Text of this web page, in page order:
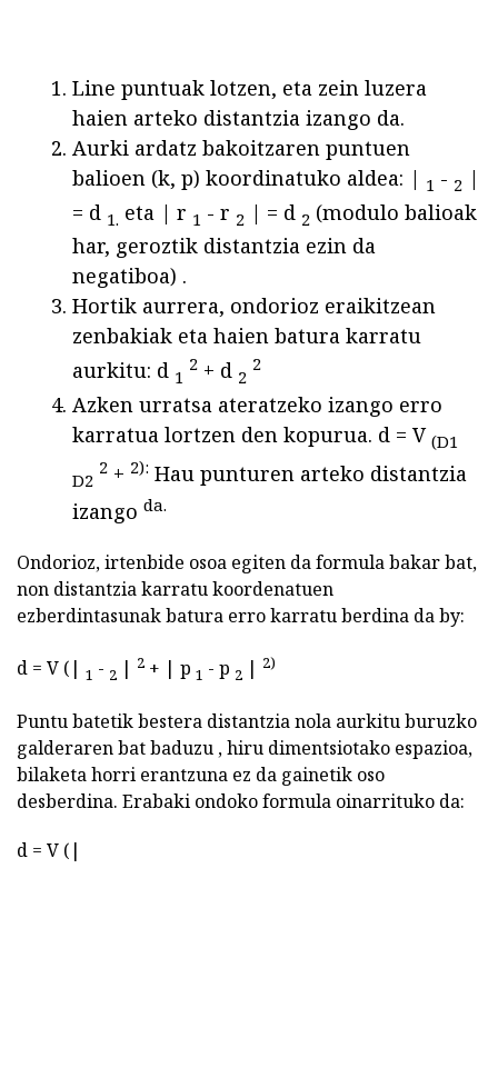
Line puntuak lotzen, eta zein luzera
haien arteko distantzia izango da.
Aurki ardatz bakoitzaren puntuen
balioen (k, p) koordinatuko aldea: | 1 - 2 |
= d 1. eta | r 1 - r 2 | = d 2 (modulo balioak
har, geroztik distantzia ezin da
negatiboa) .
Hortik aurrera, ondorioz eraikitzean
zenbakiak eta haien batura karratu
aurkitu: d 1
2 + d 2
2
Azken urratsa ateratzeko izango erro
karratua lortzen den kopurua. d = V (D1
D2
2 + 2): Hau punturen arteko distantzia
izango da.
Ondorioz, irtenbide osoa egiten da formula bakar bat,
non distantzia karratu koordenatuen
ezberdintasunak batura erro karratu berdina da by:
d = V (| 1 - 2 | 2 + | p 1 - p 2 | 2)
Puntu batetik bestera distantzia nola aurkitu buruzko
galderaren bat baduzu , hiru dimentsiotako espazioa,
bilaketa horri erantzuna ez da gainetik oso
desberdina. Erabaki ondoko formula oinarrituko da:
d = V (|